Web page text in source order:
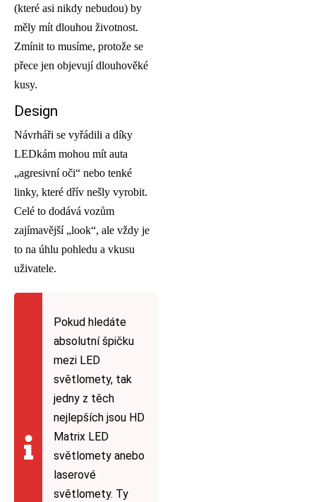
(které asi nikdy nebudou) by
měly mít dlouhou životnost.
Zmínit to musíme, protože se
přece jen objevují dlouhověké
kusy.
Design
Návrháři se vyřádili a díky
LEDkám mohou mít auta
„agresivní oči“ nebo tenké
linky, které dřív nešly vyrobit.
Celé to dodává vozům
zajímavější „look“, ale vždy je
to na úhlu pohledu a vkusu
uživatele.
Pokud hledáte
absolutní špičku
mezi LED
světlomety, tak
jedny z těch
nejlepších jsou HD
Matrix LED
světlomety anebo
laserové
světlomety. Ty